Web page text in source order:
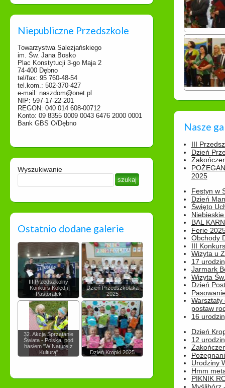
Niepubliczne Przedszkole
Towarzystwa Salezjańskiego
im. Św. Jana Bosko
Plac Konstytucji 3-go Maja 2
74-400 Dębno
tel/fax: 95 760-48-54
tel.kom.: 502-370-427
e-mail: naszdom@onet.pl
NIP: 597-17-22-201
REGON: 040 014 608-00712
Konto: 09 8355 0009 0043 6476 2000 0001
Bank GBS O/Dębno
Wyszukiwanie
Ostatnio dodane galerie
III Przedszkolny
Konkurs Kolęd i
Pastorałek
Dzień Przedszkolaka
2025
32. Akcja Sprzątanie
Świata - Polska, pod
hasłem "W Naturę z
Kulturą"
Dzień Kropki 2025
Nasze
III
Dzień
2025
Festyn w
Dzień
Święto
BAL
Ferie
Obchody
III
Wizyta u
17
Jarmark
Wizyta
Dzień
Warsztaty
postaw
16
Dzień
12
Urodziny
Hmm
PIKNIK